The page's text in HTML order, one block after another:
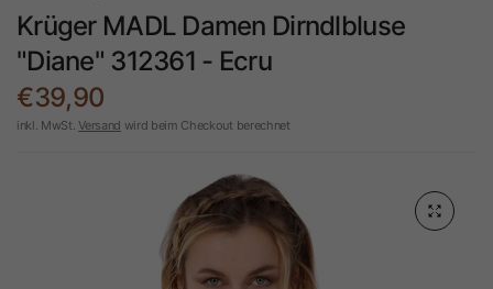
Krüger MADL Damen Dirndlbluse
"Diane" 312361 - Ecru
€39,90
inkl. MwSt.Versand wird beim Checkout berechnet